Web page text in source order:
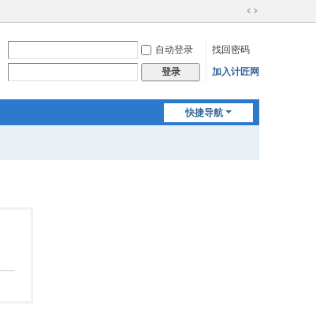
切
到
宽
自动登录
找回密码
登录 加入计匠网
快捷导航